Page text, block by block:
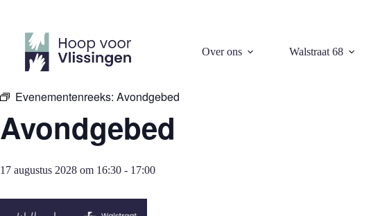
inhoud
Over ons Walstraat 68
« Alle Evenementen
Evenementenreeks: Avondgebed
Avondgebed
17 augustus 2028 om 16:30 - 17:00